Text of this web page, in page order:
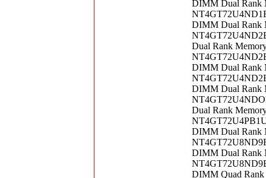
DIMM Dual Rank
DIMM Dual Rank
Dual Rank
DIMM Dual Rank
DIMM Dual Rank
Dual Rank
DIMM Dual Rank
DIMM Dual Rank
DIMM Quad